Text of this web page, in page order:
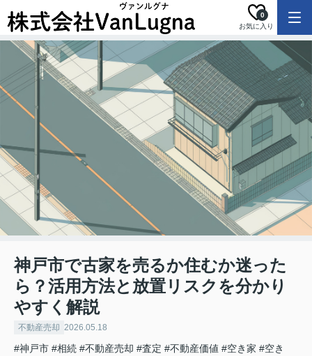
お気に入り
0
神戸市で古家を売るか住むか迷った
ら？活用方法と放置リスクを分かり
やすく解説
不動産売却 2026.05.18
#神戸市 #相続 #不動産売却 #査定 #不動産価値 #空き家 #空き